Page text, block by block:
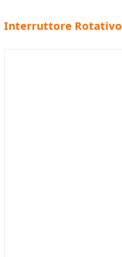
Interruttore Rotativo